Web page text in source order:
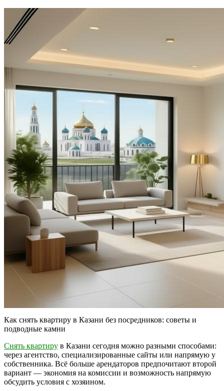
Как снять квартиру в Казани без посредников: советы и
подводные камни
Снять квартиру в Казани сегодня можно разными способами:
через агентство, специализированные сайты или напрямую у
собственника. Всё больше арендаторов предпочитают второй
вариант — экономия на комиссии и возможность напрямую
обсудить условия с хозяином.